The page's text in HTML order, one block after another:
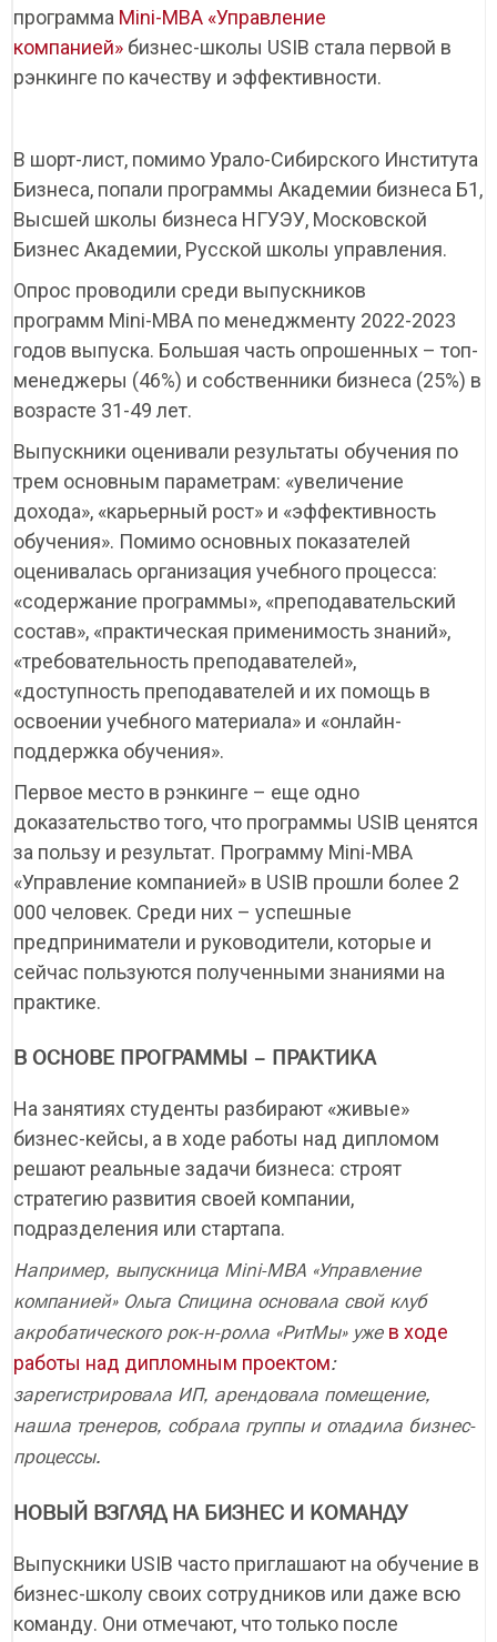
программа Мini-MBA «Управление
компанией» бизнес-школы USIB стала первой в
рэнкинге по качеству и эффективности.
В шорт-лист, помимо Урало-Сибирского Института
Бизнеса, попали программы Академии бизнеса Б1,
Высшей школы бизнеса НГУЭУ, Московской
Бизнес Академии, Русской школы управления.
Опрос проводили среди выпускников
программ Мini-MBA по менеджменту 2022-2023
годов выпуска. Большая часть опрошенных – топ-
менеджеры (46%) и собственники бизнеса (25%) в
возрасте 31-49 лет.
Выпускники оценивали результаты обучения по
трем основным параметрам: «увеличение
дохода», «карьерный рост» и «эффективность
обучения». Помимо основных показателей
оценивалась организация учебного процесса:
«содержание программы», «преподавательский
состав», «практическая применимость знаний»,
«требовательность преподавателей»,
«доступность преподавателей и их помощь в
освоении учебного материала» и «онлайн-
поддержка обучения».
Первое место в рэнкинге – еще одно
доказательство того, что программы USIB ценятся
за пользу и результат. Программу Мini-MBA
«Управление компанией» в USIB прошли более 2
000 человек. Среди них – успешные
предприниматели и руководители, которые и
сейчас пользуются полученными знаниями на
практике.
В ОСНОВЕ ПРОГРАММЫ – ПРАКТИКА
На занятиях студенты разбирают «живые»
бизнес-кейсы, а в ходе работы над дипломом
решают реальные задачи бизнеса: строят
стратегию развития своей компании,
подразделения или стартапа.
Например, выпускница Мini-MBA «Управление
компанией» Ольга Спицина основала свой клуб
акробатического рок-н-ролла «РитМы» уже в ходе
работы над дипломным проектом:
зарегистрировала ИП, арендовала помещение,
нашла тренеров, собрала группы и отладила бизнес-
процессы.
НОВЫЙ ВЗГЛЯД НА БИЗНЕС И КОМАНДУ
Выпускники USIB часто приглашают на обучение в
бизнес-школу своих сотрудников или даже всю
команду. Они отмечают, что только после